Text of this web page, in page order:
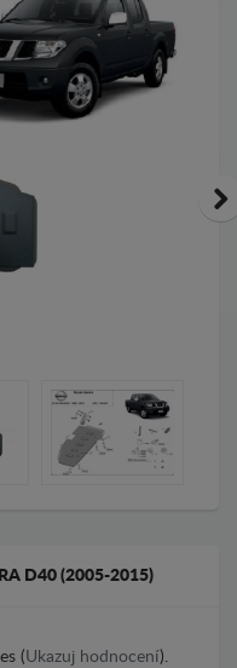
D40 (2005-2015)
(Ukazuj hodnocení).